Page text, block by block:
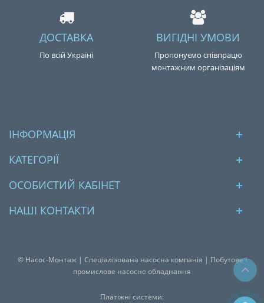
ДОСТАВКА
По всій Україні
ВИГІДНІ УМОВИ
Пропонуємо співпрацю
монтажним організаціям
ІНФОРМАЦІЯ
КАТЕГОРІЇ
ОСОБИСТИЙ КАБІНЕТ
НАШІ КОНТАКТИ
© Насос-Монтаж | Спеціалізована насосна компанія | Побутове і
промислове насосне обладнання
Платіжні системи: